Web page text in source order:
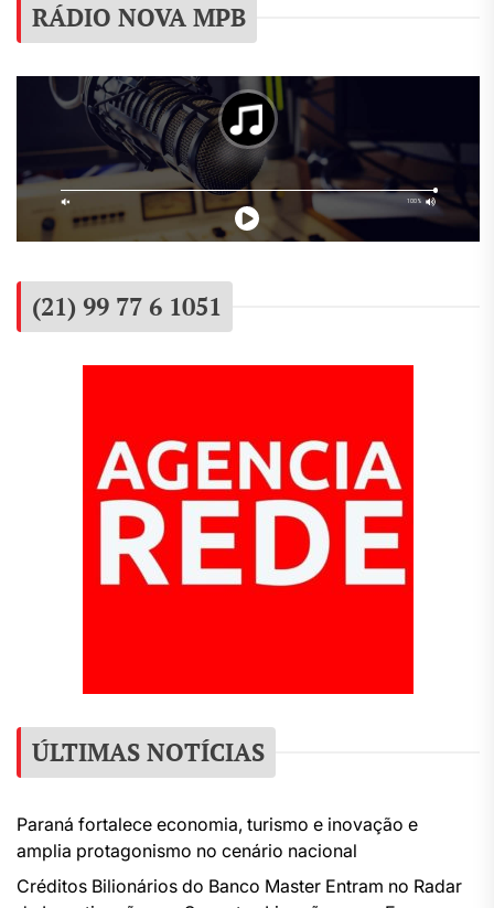
RÁDIO NOVA MPB
(21) 99 77 6 1051
ÚLTIMAS NOTÍCIAS
Paraná fortalece economia, turismo e inovação e
amplia protagonismo no cenário nacional
Créditos Bilionários do Banco Master Entram no Radar